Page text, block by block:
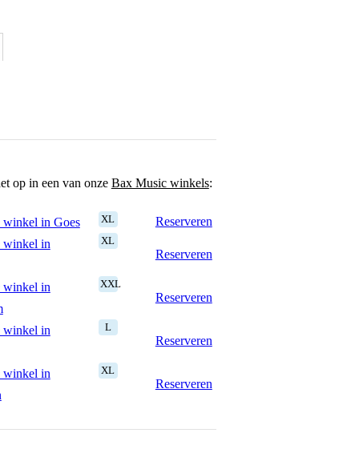
op in een van onze Bax Music winkels:
in Goes XL
Reserveren
winkel in
XL
Reserveren
winkel in
XXL
Reserveren
winkel in
L
Reserveren
winkel in
XL
Reserveren